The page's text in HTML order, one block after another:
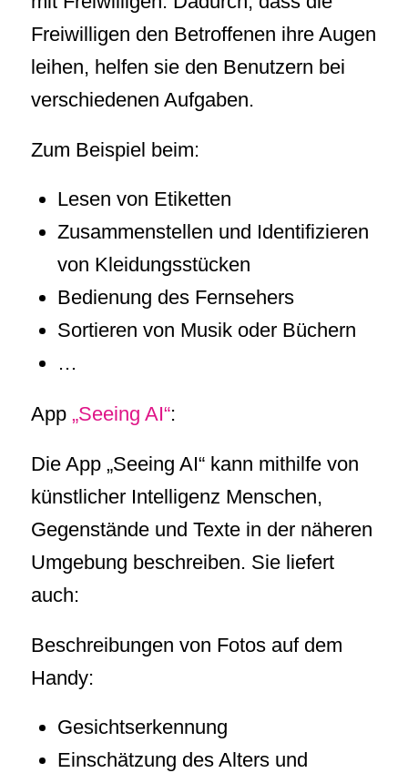
Freiwilligen den Betroffenen ihre Augen
leihen, helfen sie den Benutzern bei
verschiedenen Aufgaben.
Zum Beispiel beim:
Lesen von Etiketten
Zusammenstellen und Identifizieren
von Kleidungsstücken
Bedienung des Fernsehers
Sortieren von Musik oder Büchern
…
App „Seeing AI“:
Die App „Seeing AI“ kann mithilfe von
künstlicher Intelligenz Menschen,
Gegenstände und Texte in der näheren
Umgebung beschreiben. Sie liefert
auch:
Beschreibungen von Fotos auf dem
Handy:
Gesichtserkennung
Einschätzung des Alters und